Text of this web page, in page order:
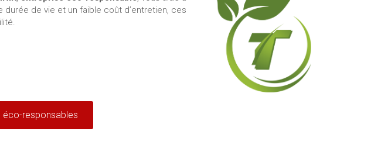
de vie et un faible coût d’entretien, ces
éco-responsables